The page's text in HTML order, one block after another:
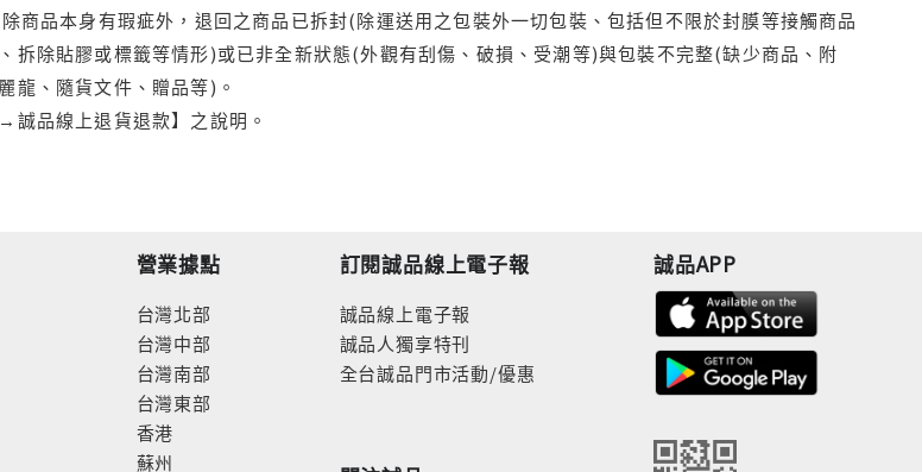
商品本身有瑕疵外，退回之商品已拆封(除運送用之包裝外一切包裝、包括但不限於封膜等接觸商品
拆除貼膠或標籤等情形)或已非全新狀態(外觀有刮傷、破損、受潮等)與包裝不完整(缺少商品、附
龍、隨貨文件、贈品等)。
品線上退貨退款】之說明。
營業據點
台灣北部
台灣中部
台灣南部
台灣東部
香港
蘇州
訂閱誠品線上電子報
誠品線上電子報
誠品人獨享特刊
全台誠品門市活動/優惠
誠品APP